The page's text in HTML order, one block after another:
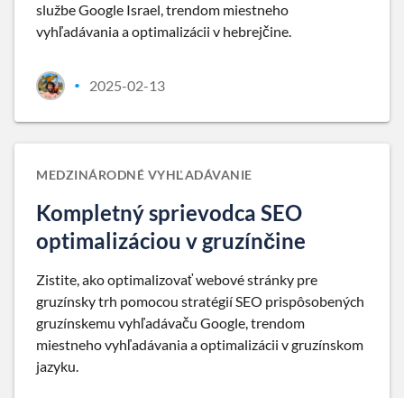
službe Google Israel, trendom miestneho
vyhľadávania a optimalizácii v hebrejčine.
• 2025-02-13
MEDZINÁRODNÉ VYHĽADÁVANIE
Kompletný sprievodca SEO
optimalizáciou v gruzínčine
Zistite, ako optimalizovať webové stránky pre
gruzínsky trh pomocou stratégií SEO prispôsobených
gruzínskemu vyhľadávaču Google, trendom
miestneho vyhľadávania a optimalizácii v gruzínskom
jazyku.